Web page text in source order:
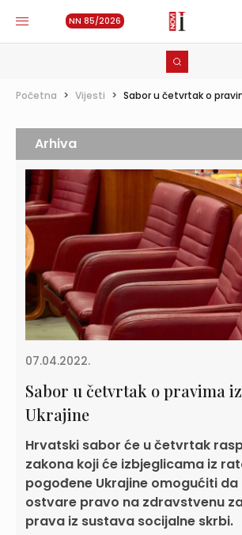
NN 85/2026
Početna > Vijesti > Sabor u četvrtak o
07.04.2022.
Sabor u četvrtak o pravima
Ukrajine
Hrvatski sabor će u četvrtak
zakona koji će izbjeglicama iz
pogođene Ukrajine omogućiti da
ostvare pravo na zdravstvenu
prava iz sustava socijalne skrbi.
Arhiva